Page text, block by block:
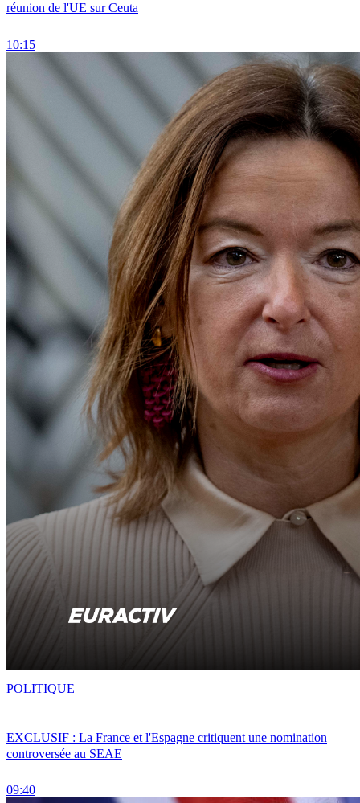
réunion de l'UE sur Ceuta
10:15
EXCLUSIF : La France et l'Espagne critiquent une nomination
controversée au SEAE
09:40
POLITIQUE